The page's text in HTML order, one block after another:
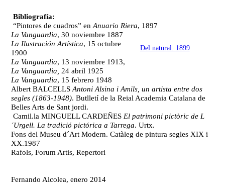
Bibliografía:
“Pintores de cuadros” enAnuario Riera, 1897
La Vanguardia, 30 noviembre 1887
Del natural. 1899
La Ilustración Artística, 15 octubre
1900
La Vanguardia, 13 noviembre 1913,
La Vanguardia,
24 abril 1925
La Vanguardia, 15 febrero 1948
Albert BALCELLSAntoni Alsina i Amils, un artista entre dos
segles (1863-1948). Butlletí de la Reial Academia Catalana de
Belles Arts de Sant jordi.
Camil.la MINGUELL CARDEÑES El patrimoni pictòric de L
´Urgell. La tradició pictórica a Tarrega. Urtx.
Fons del Museu d´Art Modern. Catàleg de pintura segles XIX i
XX.1987
Rafols, Forum Artis, Repertori
Fernando Alcolea, enero 2014